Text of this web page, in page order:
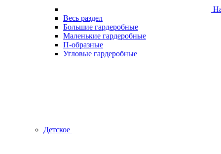
Весь раздел
Большие гардеробные
Маленькие гардеробные
П-образные
Угловые гардеробные
Детское